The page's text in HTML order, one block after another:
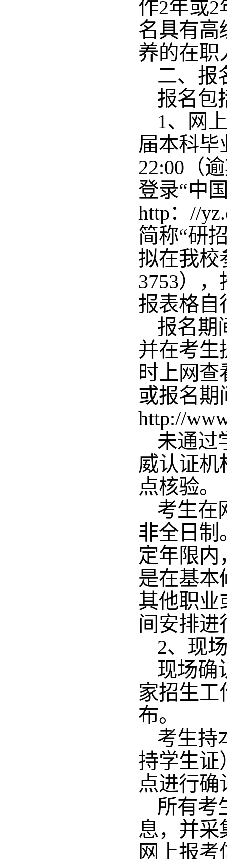
作2年或2
名具有高
养的在职
二、报
报名包
1、网
届本科毕
22:00 （
登录“中
http： //
简称“研
拟在我校
3753），
报表格自
报名期
并在考生
时上网查
或报名期
http://
未通过
威认证机
点核验。
考生在
非全日制
定年限内
是在基本
其他职业
间安排进
2、现
现场确
家招生工
布。
考生持
持学生证
点进行确
所有考
息，并采
网上报